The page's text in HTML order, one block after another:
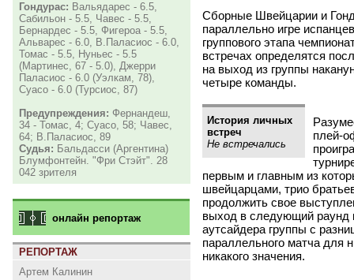
Сборные Швейцарии и
параллельно игре
группового этапа
встречах определятся
на выход из группы
четыре команды.
История личных
встреч
Не встречались
плей-
первым и главным из
швейцарцами, трио
продолжить свое
выход в следующий раунд
аутсайдера группы с
параллельного матча для
никакого значения.
Гондурас: Вальядарес - 6.5,
Сабильон - 5.5, Чавес - 5.5,
Бернардес - 5.5, Фигероа - 5.5,
Альварес - 6.0, В.Паласиос - 6.0,
Томас - 5.5, Нуньес - 5.5
(Мартинес, 67 - 5.0), Джерри
Паласиос - 6.0 (Уэлкам, 78),
Суасо - 6.0 (Турсиос, 87)
Предупреждения: Фернандеш,
34 - Томас, 4; Суасо, 58; Чавес,
64; В.Паласиос, 89
Судья: Бальдасси (Аргентина)
Блумфонтейн. "Фри Стэйт". 28
042 зрителя
онлайн репортаж
РЕПОРТАЖ
Артем Калинин